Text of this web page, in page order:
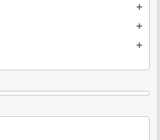
add
add
add